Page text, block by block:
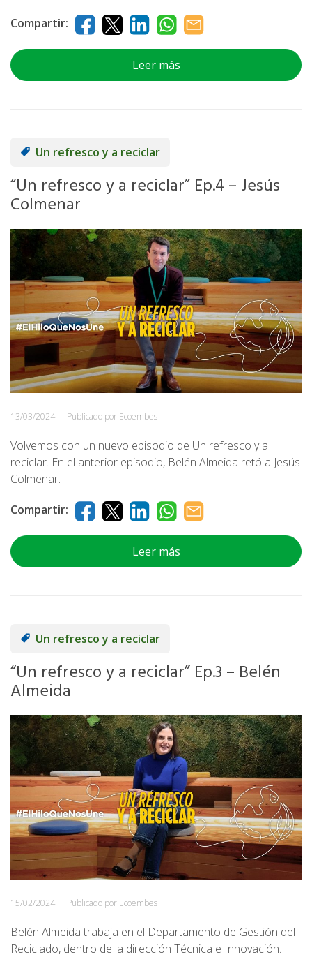
Compartir:
Leer más
Un refresco y a reciclar
“Un refresco y a reciclar” Ep.4 – Jesús
Colmenar
13/03/2024 | Publicado por Ecoembes
Volvemos con un nuevo episodio de Un refresco y a
reciclar. En el anterior episodio, Belén Almeida retó a Jesús
Colmenar.
Compartir:
Leer más
Un refresco y a reciclar
“Un refresco y a reciclar” Ep.3 – Belén
Almeida
15/02/2024 | Publicado por Ecoembes
Belén Almeida trabaja en el Departamento de Gestión del
Reciclado, dentro de la dirección Técnica e Innovación.